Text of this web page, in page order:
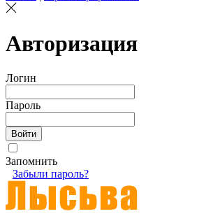
Авторизация
Логин
Пароль
Запомнить
Забыли пароль?